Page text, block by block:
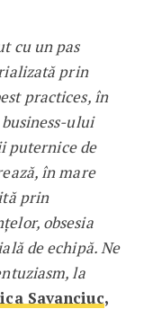
cu un pas
prin
practices, în
ului
puternice de
în mare
prin
obsesia
de echipă. Ne
la
Savanciuc,